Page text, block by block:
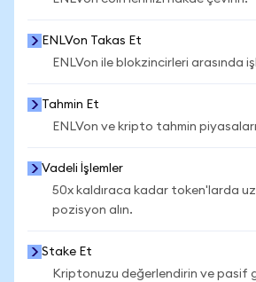
ENLVon Takas Et
ENLVon ile blokzincirleri arasında
Tahmin Et
ENLVon ve kripto tahmin
Vadeli İşlemler
50x kaldıraca kadar token'larda
pozisyon alın.
Stake Et
Kriptonuzu değerlendirin ve pasif